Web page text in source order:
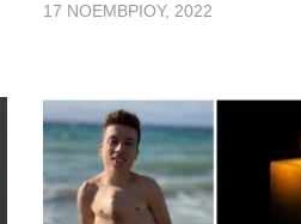
17 ΝΟΕΜΒΡΊΟΥ, 2022